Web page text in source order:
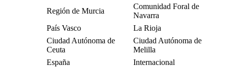
Región de Murcia
Comunidad Foral de
Navarra
País Vasco
La Rioja
Ciudad Autónoma de
Ceuta
Ciudad Autónoma de
Melilla
España
Internacional